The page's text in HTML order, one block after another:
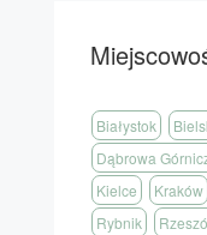
Białystok
Dąbrowa
Kielce
Kraków
Rybnik